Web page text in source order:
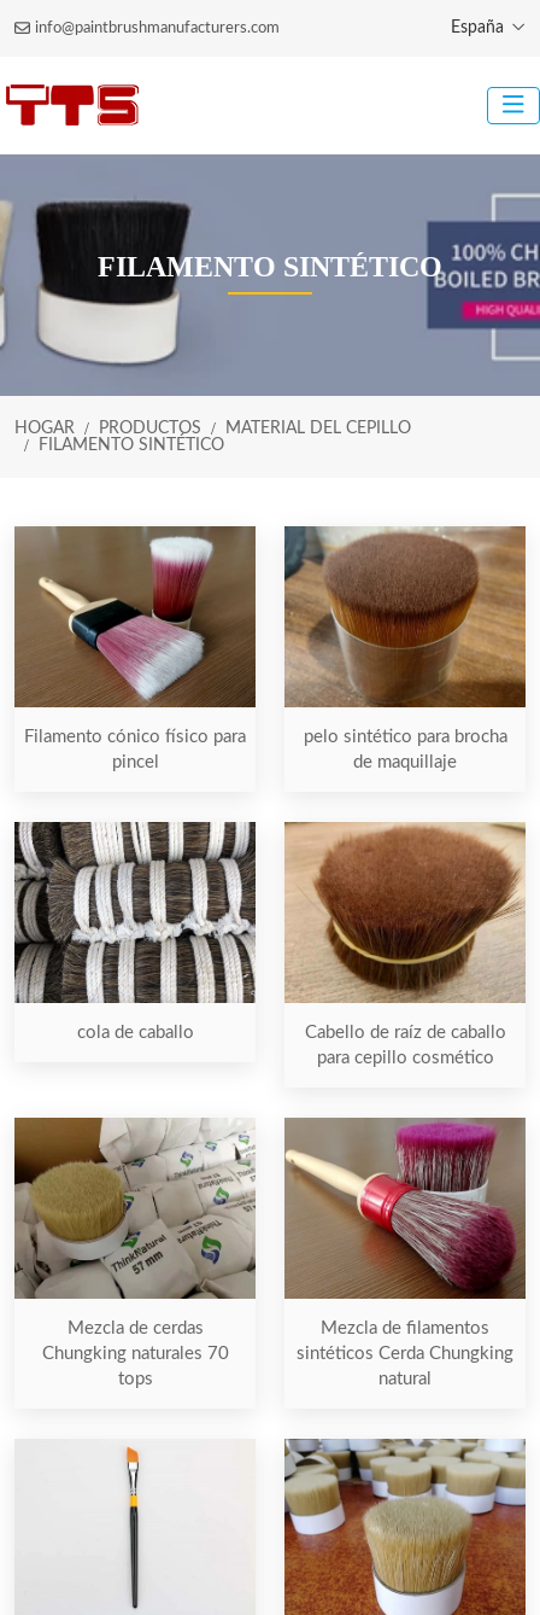
info@paintbrushmanufacturers.com España
FILAMENTO SINTÉTICO
HOGAR PRODUCTOS
MATERIAL DEL CEPILLO
FILAMENTO SINTÉTICO
Filamento cónico físico para
pincel
pelo sintético para brocha
de maquillaje
cola de caballo
Cabello de raíz de caballo
para cepillo cosmético
Mezcla de cerdas
Chungking naturales 70
tops
Mezcla de filamentos
sintéticos Cerda Chungking
natural